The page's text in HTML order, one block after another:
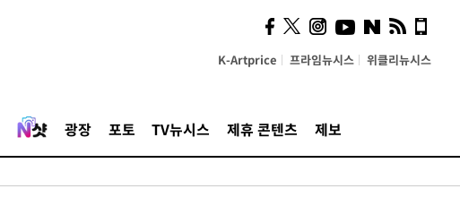
K-Artprice 프라임뉴시스 위클리뉴시스
광장 포토 TV뉴시스 제휴 콘텐츠 제보